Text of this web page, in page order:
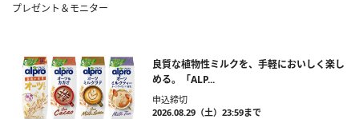
プレゼント＆モニター
良質な植物性ミルクを、手軽においしく楽し
める。「ALP...
申込締切
2026.08.29（土）23:59まで